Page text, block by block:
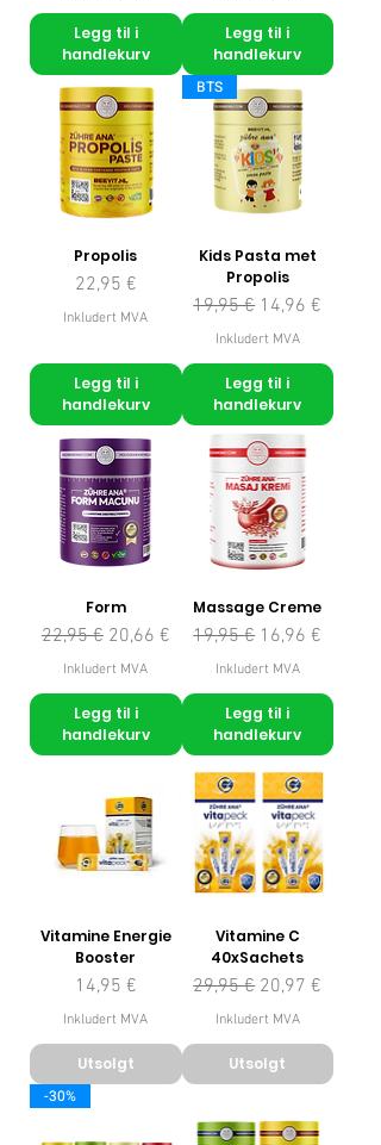
Legg til i
handlekurv
Legg til i
handlekurv
Propolis
Pris
22,95 €
Inkludert MVA
Legg til i
handlekurv
BTS
Kids Pasta met
Propolis
Vanlig pris
19,95 € Salgspris
14,96 €
Inkludert MVA
Legg til i
handlekurv
Form
Vanlig pris
22,95 € Salgspris
20,66 €
Inkludert MVA
Legg til i
handlekurv
Massage Creme
Vanlig pris
19,95 € Salgspris
16,96 €
Inkludert MVA
Legg til i
handlekurv
Vitamine Energie
Booster
Pris
14,95 €
Inkludert MVA
Utsolgt
Vitamine C
40xSachets
Vanlig pris
29,95 € Salgspris
20,97 €
Inkludert MVA
Utsolgt
-30%